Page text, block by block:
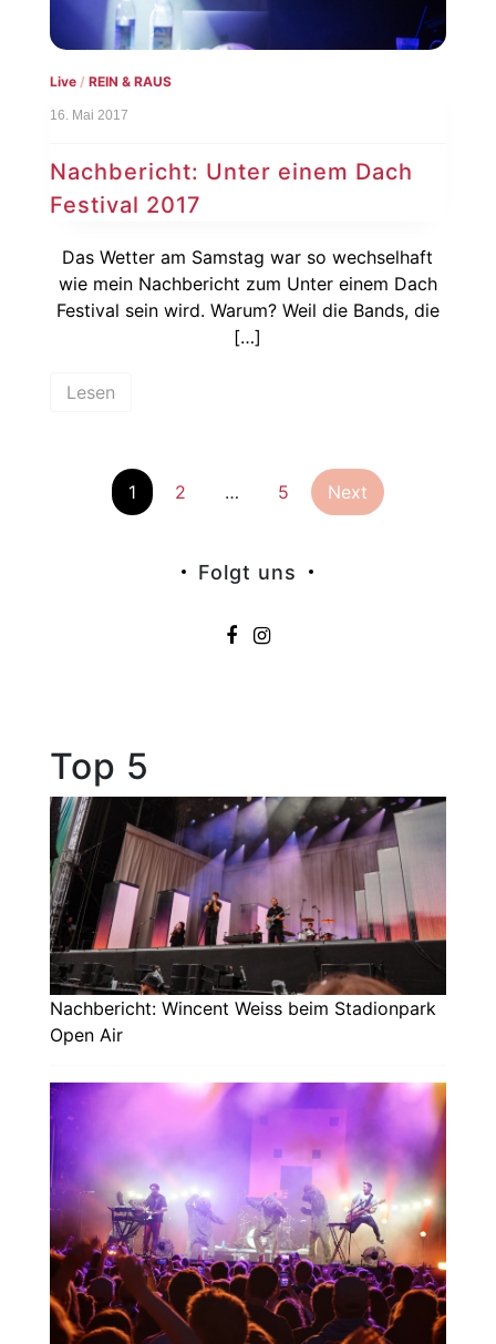
Live/ REIN & RAUS
16. Mai 2017
Nachbericht: Unter einem Dach
Festival 2017
Das Wetter am Samstag war so wechselhaft
wie mein Nachbericht zum Unter einem Dach
Festival sein wird. Warum? Weil die Bands, die
[…]
Lesen
Beiträge
1 2 … 5 Next
Folgt uns
Top 5
Nachbericht: Wincent Weiss beim Stadionpark
Open Air